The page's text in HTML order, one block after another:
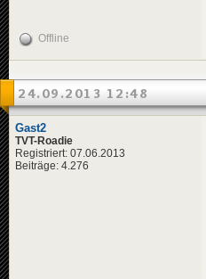
Offline
24.09.2013 12:48
Gast2
TVT-Roadie
Registriert: 07.06.2013
Beiträge: 4.276